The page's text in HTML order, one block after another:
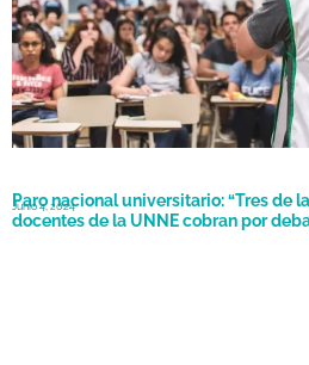
Paro nacional universitario: “Tres de
docentes de la UNNE cobran por
Junio 4, 2024